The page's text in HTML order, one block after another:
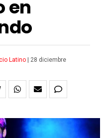
en
Latino|
28 diciembre